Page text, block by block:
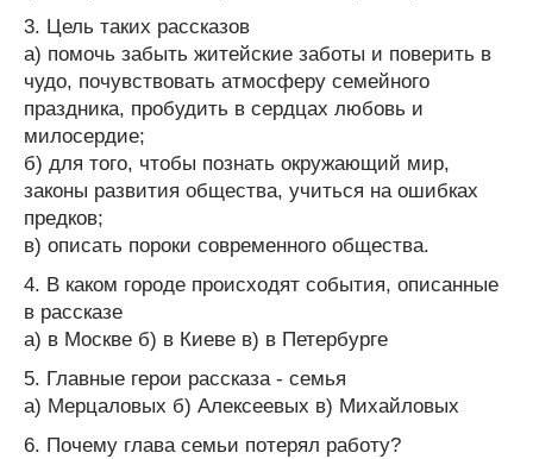
3. Цель таких рассказов
а) помочь забыть житейские заботы и поверить в
чудо, почувствовать атмосферу семейного
праздника, пробудить в сердцах любовь и
милосердие;
б) для того, чтобы познать окружающий мир,
законы развития общества, учиться на ошибках
предков;
в) описать пороки современного общества.
4. В каком городе происходят события, описанные
в рассказе
а) в Москве б) в Киеве в) в Петербурге
5. Главные герои рассказа - семья
а) Мерцаловых б) Алексеевых в) Михайловых
6. Почему глава семьи потерял работу?